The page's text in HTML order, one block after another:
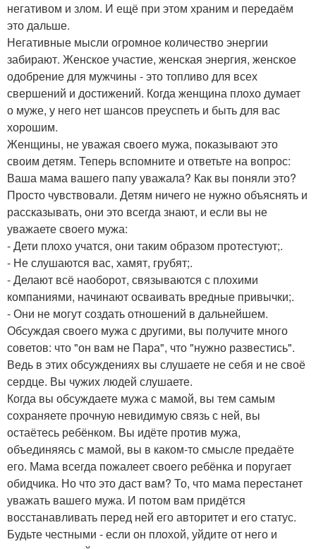
негативом и злом. И ещё при этом храним и передаём
это дальше.
Негативные мысли огромное количество энергии
забирают. Женское участие, женская энергия, женское
одобрение для мужчины - это топливо для всех
свершений и достижений. Когда женщина плохо думает
о муже, у него нет шансов преуспеть и быть для вас
хорошим.
Женщины, не уважая своего мужа, показывают это
своим детям. Теперь вспомните и ответьте на вопрос:
Ваша мама вашего папу уважала? Как вы поняли это?
Просто чувствовали. Детям ничего не нужно объяснять и
рассказывать, они это всегда знают, и если вы не
уважаете своего мужа:
- Дети плохо учатся, они таким образом протестуют;.
- Не слушаются вас, хамят, грубят;.
- Делают всё наоборот, связываются с плохими
компаниями, начинают осваивать вредные привычки;.
- Они не могут создать отношений в дальнейшем.
Обсуждая своего мужа с другими, вы получите много
советов: что "он вам не Пара", что "нужно развестись".
Ведь в этих обсуждениях вы слушаете не себя и не своё
сердце. Вы чужих людей слушаете.
Когда вы обсуждаете мужа с мамой, вы тем самым
сохраняете прочную невидимую связь с ней, вы
остаётесь ребёнком. Вы идёте против мужа,
объединяясь с мамой, вы в каком-то смысле предаёте
его. Мама всегда пожалеет своего ребёнка и поругает
обидчика. Но что это даст вам? То, что мама перестанет
уважать вашего мужа. И потом вам придётся
восстанавливать перед ней его авторитет и его статус.
Будьте честными - если он плохой, уйдите от него и